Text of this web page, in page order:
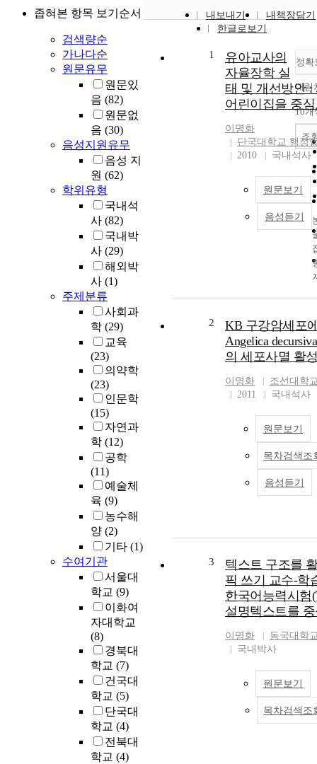
좁혀본 항목 보기순서
검색량순
가나다순
원문유무
원문있
음 (82)
원문없
음 (30)
음성지원유무
음성 지
원 (62)
학위유형
국내석
사 (82)
국내박
사 (29)
해외박
사 (1)
주제분류
사회과
학 (29)
교육
(23)
의약학
(23)
인문학
(15)
자연과
학 (12)
공학
(11)
예술체
육 (9)
농수해
양 (2)
기타 (1)
수여기관
서울대
학교 (9)
이화여
자대학교
(8)
경북대
학교 (7)
건국대
학교 (5)
단국대
학교 (4)
전북대
학교 (4)
내보내기
내책장담기
한글로보기
정확
내림
10개
조
1
유아교사의
자율장학 실
태 및 개선방안 :
어린이집을 중
이명화
단국대학교 행정
2010
국내석사
원문보기
음성듣기
2
KB 구강암세포
Angelica
의 세포사멸 활
이명화
조선대학
2011
국내석사
원문보기
목차검색조
음성듣기
3
텍스트 구조를
픽 쓰기 교수-학
한국어능력시험
설명텍스트를
이명화
동국대학
국내박사
원문보기
목차검색조